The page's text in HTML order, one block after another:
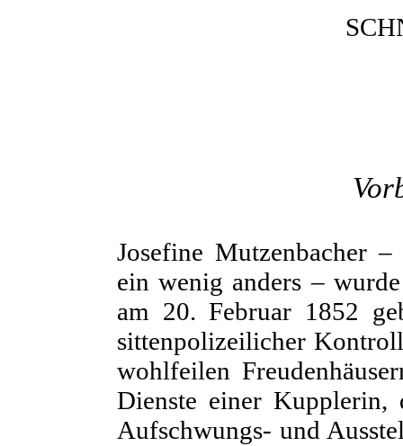
Josefine Mutzenbacher
ein wenig anders –
am 20. Februar 1852
sittenpolizeilicher
wohlfeilen
Dienste einer Kupplerin,
Aufschwungs- und